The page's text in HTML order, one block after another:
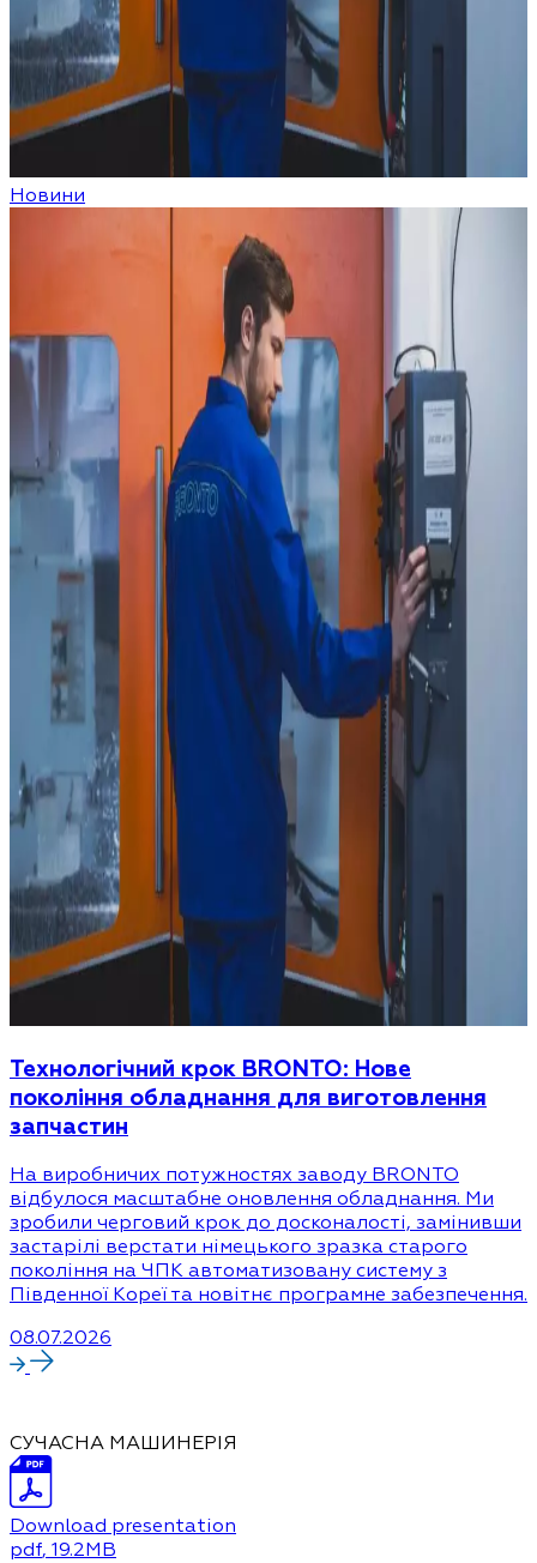
Новини
Технологічний крок BRONTO: Нове
покоління обладнання для виготовлення
запчастин
На виробничих потужностях заводу BRONTO
відбулося масштабне оновлення обладнання. Ми
зробили черговий крок до досконалості, замінивши
застарілі верстати німецького зразка старого
покоління на ЧПК автоматизовану систему з
Південної Кореї та новітнє програмне забезпечення.
08.07.2026
СУЧАСНА МАШИНЕРІЯ
Download presentation
pdf, 19.2MB